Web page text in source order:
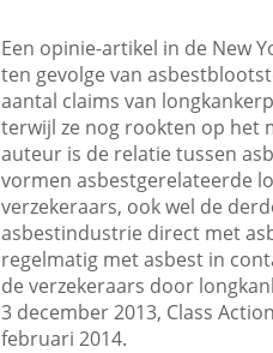
Een opinie-artikel in de New
ten gevolge van
aantal claims van
terwijl ze nog rookten op het
auteur is de relatie tussen
vormen asbestgerelateerde
verzekeraars, ook wel de
asbestindustrie direct met
regelmatig met asbest in
de verzekeraars door
3 december 2013, Class
februari 2014.